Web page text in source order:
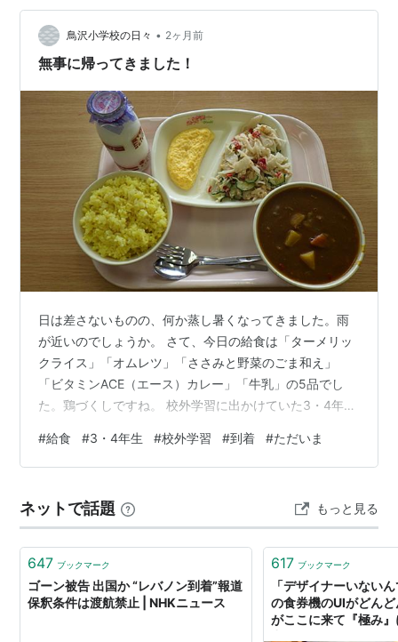
鳥沢小学校の日々 • 2ヶ月前
無事に帰ってきました！
日は差さないものの、何か蒸し暑くなってきました。雨
が近いのでしょうか。 さて、今日の給食は「ターメリッ
クライス」「オムレツ」「ささみと野菜のごま和え」
「ビタミンACE（エース）カレー」「牛乳」の5品でし
た。鶏づくしですね。 校外学習に出かけていた3・4年生
生。 電車だけでなく、路線バスに乗ったり、道路を歩い
たりしましたが、安全に行ってこられたようです。 終わ
いて、今日学んだことを振り返ります。 とにかく無事に
帰ってこられて良かったです。 続いて小型バスで4年生
が帰ってきました。 バス移動だ…
#給食 #3・4年生 #校外学習 #到着 #ただいま
ネットで話題 もっと見る
647 ブックマーク
ゴーン被告 出国か “レバノン到着”報道
保釈条件は渡航禁止 | NHKニュース
617 ブックマーク
「デザイナーいない
の食券機のUIがどん
がここに来て『極み